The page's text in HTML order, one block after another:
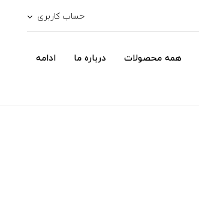
حساب کاربری
همه محصولات درباره ما ادامه